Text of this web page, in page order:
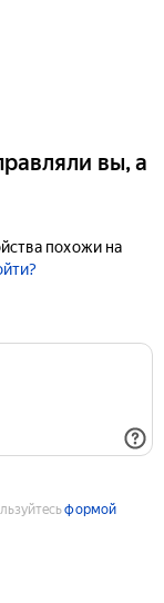
вы, а
похожи на
формой